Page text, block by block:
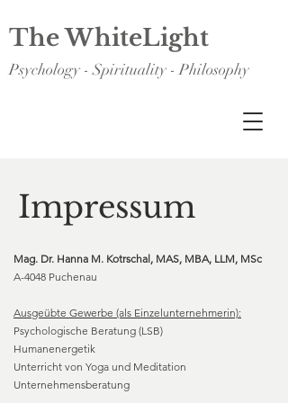
The WhiteLight
Psychology - Spirituality - Philosophy
Impressum
Mag. Dr. Hanna M. Kotrschal, MAS, MBA, LLM, MSc
A-4048 Puchenau
Ausgeübte Gewerbe (als Einzelunternehmerin):
Psychologische Beratung (LSB)
Humanenergetik
Unterricht von Yoga und Meditation
Unternehmensberatung